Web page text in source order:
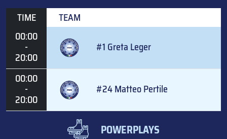
TIME
TEAM
00:00
-
20:00
#1 Greta Leger
00:00
-
20:00
#24 Matteo Pertile
POWERPLAYS